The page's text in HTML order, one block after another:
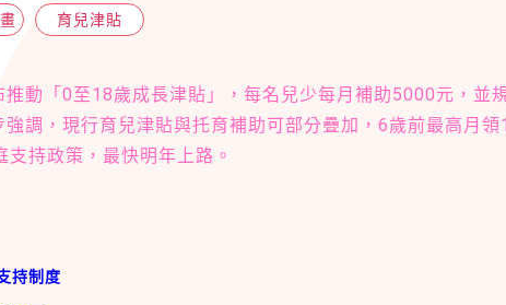
育兒津貼
動「0至18歲成長津貼」，每名兒少每月補助5000元，並
調，現行育兒津貼與托育補助可部分疊加，6歲前最高月領
持政策，最快明年上路。
持制度